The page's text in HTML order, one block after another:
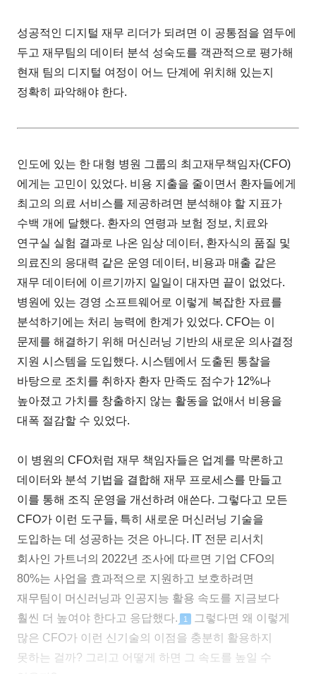
성공적인 디지털 재무 리더가 되려면 이 공통점을 염두에
두고 재무팀의 데이터 분석 성숙도를 객관적으로 평가해
현재 팀의 디지털 여정이 어느 단계에 위치해 있는지
정확히 파악해야 한다.
인도에 있는 한 대형 병원 그룹의 최고재무책임자(CFO)
에게는 고민이 있었다. 비용 지출을 줄이면서 환자들에게
최고의 의료 서비스를 제공하려면 분석해야 할 지표가
수백 개에 달했다. 환자의 연령과 보험 정보, 치료와
연구실 실험 결과로 나온 임상 데이터, 환자식의 품질 및
의료진의 응대력 같은 운영 데이터, 비용과 매출 같은
재무 데이터에 이르기까지 일일이 대자면 끝이 없었다.
병원에 있는 경영 소프트웨어로 이렇게 복잡한 자료를
분석하기에는 처리 능력에 한계가 있었다. CFO는 이
문제를 해결하기 위해 머신러닝 기반의 새로운 의사결정
지원 시스템을 도입했다. 시스템에서 도출된 통찰을
바탕으로 조치를 취하자 환자 만족도 점수가 12%나
높아졌고 가치를 창출하지 않는 활동을 없애서 비용을
대폭 절감할 수 있었다.
이 병원의 CFO처럼 재무 책임자들은 업계를 막론하고
데이터와 분석 기법을 결합해 재무 프로세스를 만들고
이를 통해 조직 운영을 개선하려 애쓴다. 그렇다고 모든
CFO가 이런 도구들, 특히 새로운 머신러닝 기술을
도입하는 데 성공하는 것은 아니다. IT 전문 리서치
회사인 가트너의 2022년 조사에 따르면 기업 CFO의
80%는 사업을 효과적으로 지원하고 보호하려면
재무팀이 머신러닝과 인공지능 활용 속도를 지금보다
훨씬 더 높여야 한다고 응답했다.
1
그렇다면 왜 이렇게
많은 CFO가 이런 신기술의 이점을 충분히 활용하지
못하는 걸까? 그리고 어떻게 하면 그 속도를 높일 수